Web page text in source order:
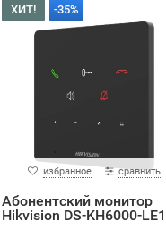
ХИТ! -35%
избранное сравнить
Абонентский монитор
Hikvision DS-KH6000-LE1